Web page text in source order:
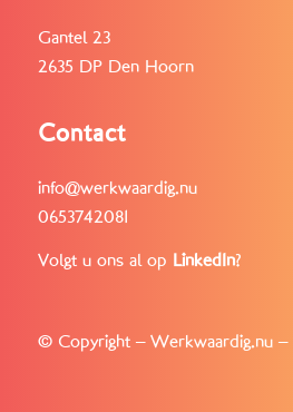
Gantel 23
2635 DP Den Hoorn
Contact
info@werkwaardig.nu
0653742081
Volgt u ons al op LinkedIn?
© Copyright – Werkwaardig.nu –